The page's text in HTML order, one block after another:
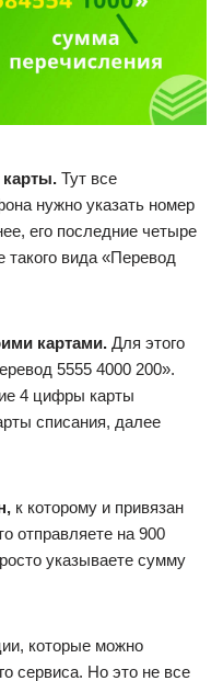
карты. Тут все
нужно указать номер
его последние четыре
вида «Перевод
картами. Для этого
5555 4000 200».
4 цифры карты
списания, далее
к которому и привязан
отправляете на 900
указываете сумму
которые можно
сервиса. Но это не все